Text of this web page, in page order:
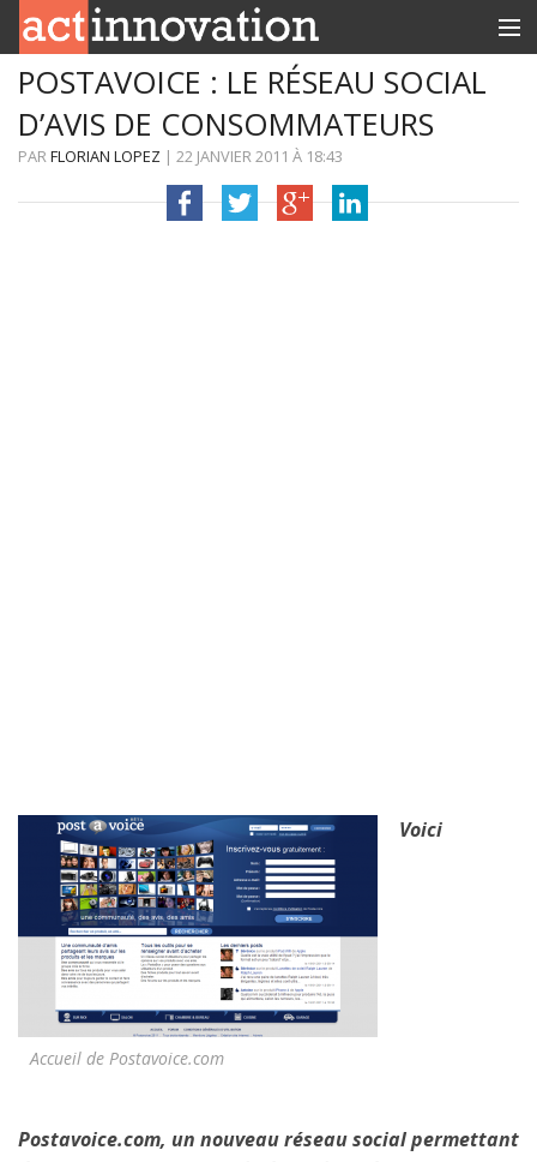
RUBRIQUES
INNOBOX
POSTAVOICE : LE RÉSEAU SOCIAL
D’AVIS DE CONSOMMATEURS
PARFLORIAN LOPEZ | 22 JANVIER 2011 À 18:43
Accueil de Postavoice.com
Voici
Postavoice.com, un nouveau réseau social permettant